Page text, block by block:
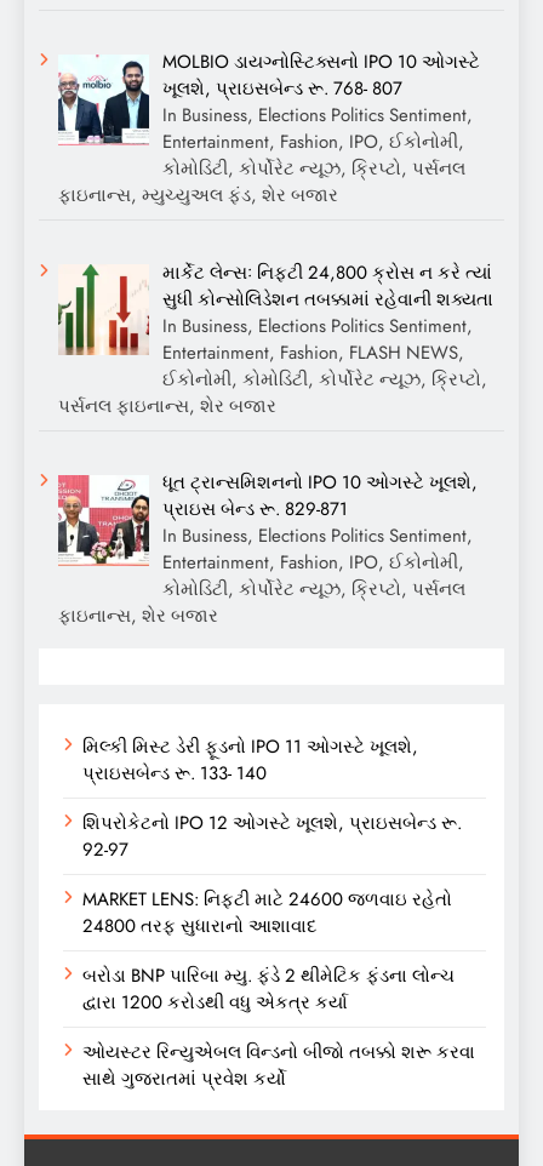
MOLBIO ડાયગ્નોસ્ટિક્સનો IPO 10 ઓગસ્ટે
ખૂલશે, પ્રાઇસબેન્ડ રૂ. 768- 807
In Business, Elections Politics Sentiment,
Entertainment, Fashion, IPO, ઈકોનોમી,
કોમોડિટી, કોર્પોરેટ ન્યૂઝ, ક્રિપ્ટો, પર્સનલ
ફાઇનાન્સ, મ્યુચ્યુઅલ ફંડ, શેર બજાર
માર્કેટ લેન્સઃ નિફ્ટી 24,800 ક્રોસ ન કરે ત્યાં
સુધી કોન્સોલિડેશન તબક્કામાં રહેવાની શક્યતા
In Business, Elections Politics Sentiment,
Entertainment, Fashion, FLASH NEWS,
ઈકોનોમી, કોમોડિટી, કોર્પોરેટ ન્યૂઝ, ક્રિપ્ટો,
પર્સનલ ફાઇનાન્સ, શેર બજાર
ધૂત ટ્રાન્સમિશનનો IPO 10 ઓગસ્ટે ખૂલશે,
પ્રાઇસ બેન્ડ રૂ. 829-871
In Business, Elections Politics Sentiment,
Entertainment, Fashion, IPO, ઈકોનોમી,
કોમોડિટી, કોર્પોરેટ ન્યૂઝ, ક્રિપ્ટો, પર્સનલ
ફાઇનાન્સ, શેર બજાર
મિલ્કી મિસ્ટ ડેરી ફૂડનો IPO 11 ઓગસ્ટે ખૂલશે,
પ્રાઇસબેન્ડ રૂ. 133- 140
શિપરોકેટનો IPO 12 ઓગસ્ટે ખૂલશે, પ્રાઇસબેન્ડ રૂ.
92-97
MARKET LENS: નિફ્ટી માટે 24600 જળવાઇ રહેતો
24800 તરફ સુધારાનો આશાવાદ
બરોડા BNP પારિબા મ્યુ. ફંડે 2 થીમેટિક ફંડના લોન્ચ
દ્વારા 1200 કરોડથી વધુ એકત્ર કર્યા
ઓયસ્ટર રિન્યુએબલ વિન્ડનો બીજો તબક્કો શરૂ કરવા
સાથે ગુજરાતમાં પ્રવેશ કર્યો